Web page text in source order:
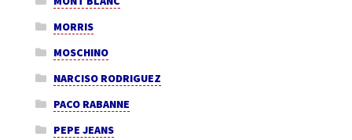
MORRIS
MOSCHINO
NARCISO RODRIGUEZ
PACO RABANNE
PEPE JEANS